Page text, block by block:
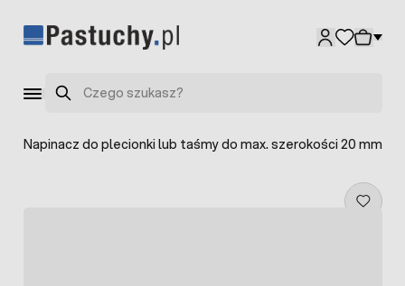
Szukaj
Napinacz do plecionki lub taśmy do max. szerokości 20 mm